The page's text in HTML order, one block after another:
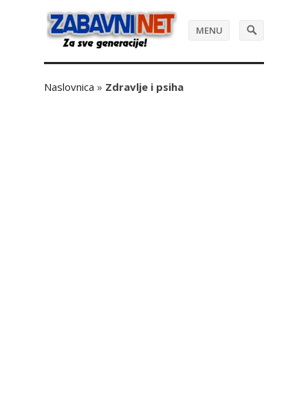
MENU
Naslovnica » Zdravlje i psiha